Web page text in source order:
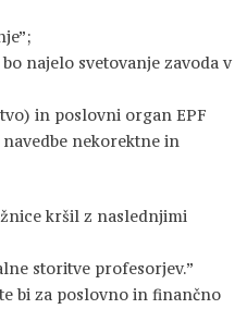
najelo svetovanje zavoda v
in poslovni organ EPF
nekorektne in
kršil z naslednjimi
storitve profesorjev.”
bi za poslovno in finančno